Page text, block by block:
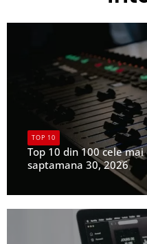
TOP 10
Top 10 din 100 cele
saptamana 30, 2026